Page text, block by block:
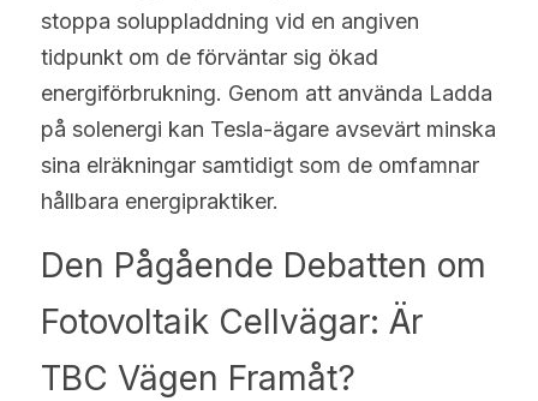
stoppa soluppladdning vid en angiven
tidpunkt om de förväntar sig ökad
energiförbrukning. Genom att använda Ladda
på solenergi kan Tesla-ägare avsevärt minska
sina elräkningar samtidigt som de omfamnar
hållbara energipraktiker.
Den Pågående Debatten om
Fotovoltaik Cellvägar: Är
TBC Vägen Framåt?